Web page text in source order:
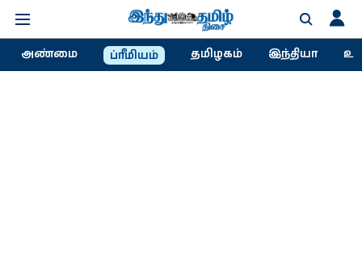
அண்மை ப்ரீமியம் தமிழகம் இந்தியா